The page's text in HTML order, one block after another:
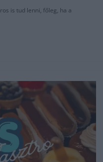
is tud lenni, főleg, ha a